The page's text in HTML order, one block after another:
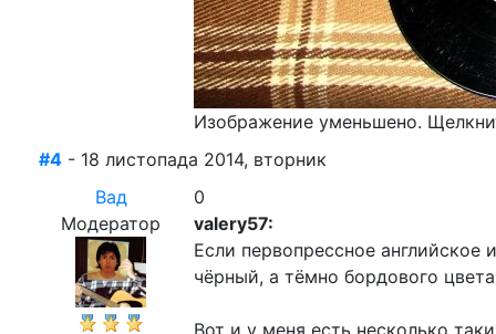
Изображение уменьшено.
#4 - 18 листопада 2014, вторник
Вад
Модератор
0
valery57:
Если первопрессное английское
чёрный, а тёмно бордового
Вот и у меня есть несколько